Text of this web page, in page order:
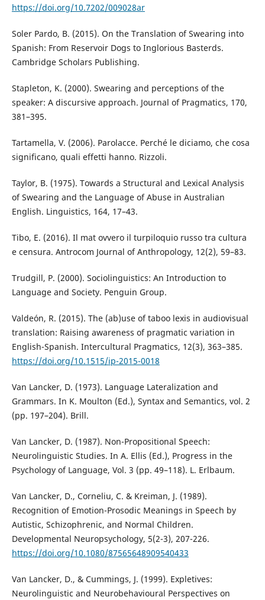
https://doi.org/10.7202/009028ar
Soler Pardo, B. (2015). On the Translation of Swearing into
Spanish: From Reservoir Dogs to Inglorious Basterds.
Cambridge Scholars Publishing.
Stapleton, K. (2000). Swearing and perceptions of the
speaker: A discursive approach. Journal of Pragmatics, 170,
381–395.
Tartamella, V. (2006). Parolacce. Perché le diciamo, che cosa
significano, quali effetti hanno. Rizzoli.
Taylor, B. (1975). Towards a Structural and Lexical Analysis
of Swearing and the Language of Abuse in Australian
English. Linguistics, 164, 17–43.
Tibo, E. (2016). Il mat ovvero il turpiloquio russo tra cultura
e censura. Antrocom Journal of Anthropology, 12(2), 59–83.
Trudgill, P. (2000). Sociolinguistics: An Introduction to
Language and Society. Penguin Group.
Valdeón, R. (2015). The (ab)use of taboo lexis in audiovisual
translation: Raising awareness of pragmatic variation in
English-Spanish. Intercultural Pragmatics, 12(3), 363–385.
https://doi.org/10.1515/ip-2015-0018
Van Lancker, D. (1973). Language Lateralization and
Grammars. In K. Moulton (Ed.), Syntax and Semantics, vol. 2
(pp. 197–204). Brill.
Van Lancker, D. (1987). Non-Propositional Speech:
Neurolinguistic Studies. In A. Ellis (Ed.), Progress in the
Psychology of Language, Vol. 3 (pp. 49–118). L. Erlbaum.
Van Lancker, D., Corneliu, C. & Kreiman, J. (1989).
Recognition of Emotion-Prosodic Meanings in Speech by
Autistic, Schizophrenic, and Normal Children.
Developmental Neuropsychology, 5(2-3), 207-226.
https://doi.org/10.1080/87565648909540433
Van Lancker, D., & Cummings, J. (1999). Expletives:
Neurolinguistic and Neurobehavioural Perspectives on